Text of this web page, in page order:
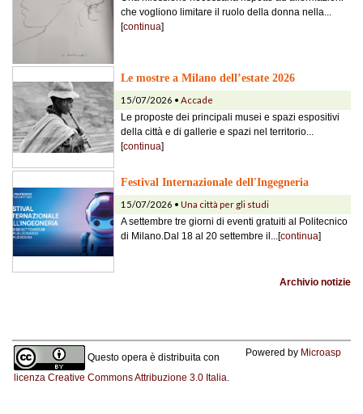
che vogliono limitare il ruolo della donna nella...
[continua]
Le mostre a Milano dell’estate 2026
15/07/2026 • Accade
Le proposte dei principali musei e spazi espositivi
della città e di gallerie e spazi nel territorio...
[continua]
Festival Internazionale dell'Ingegneria
15/07/2026 • Una città per gli studi
A settembre tre giorni di eventi gratuiti al Politecnico
di Milano.Dal 18 al 20 settembre il...[continua]
Archivio notizie
Questo opera è distribuita con
licenza Creative Commons Attribuzione 3.0 Italia.
Powered by Microasp